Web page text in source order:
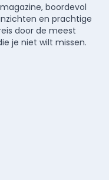
boordevol
en prachtige
door de meest
je niet wilt missen.